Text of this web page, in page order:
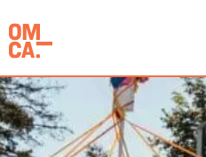
到
内
容
加州奥克兰博物馆(OMCA)